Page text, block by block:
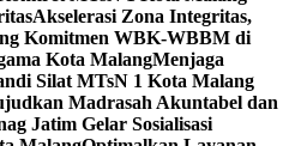
Akselerasi Zona Integritas,
Komitmen WBK-WBBM di
Kota MalangMenjaga
Silat MTsN 1 Kota Malang
Madrasah Akuntabel dan
Jatim Gelar Sosialisasi